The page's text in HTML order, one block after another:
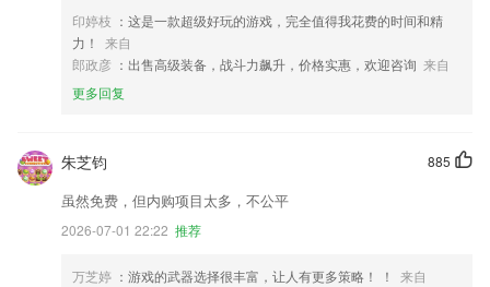
印婷枝 ：这是一款超级好玩的游戏，完全值得我花费的时间和精
力！
来自
郎政彦 ：出售高级装备，战斗力飙升，价格实惠，欢迎咨询 来自
更多回复
885
朱芝钧
虽然免费，但内购项目太多，不公平
2026-07-01 22:22 推荐
万芝婷 ：游戏的武器选择很丰富，让人有更多策略！ ！ 来自